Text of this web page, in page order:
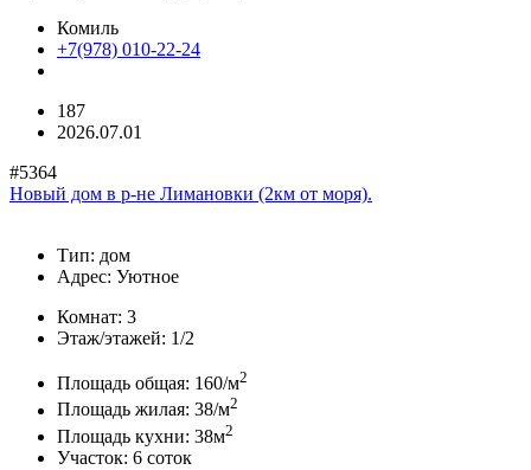
Комиль
+7(978) 010-22-24
187
2026.07.01
#5364
Новый дом в р-не Лимановки (2км от моря).
Тип: дом
Адрес: Уютное
Комнат: 3
Этаж/этажей: 1/2
Площадь общая: 160/м2
Площадь жилая: 38/м2
Площадь кухни: 38м2
Участок: 6 соток